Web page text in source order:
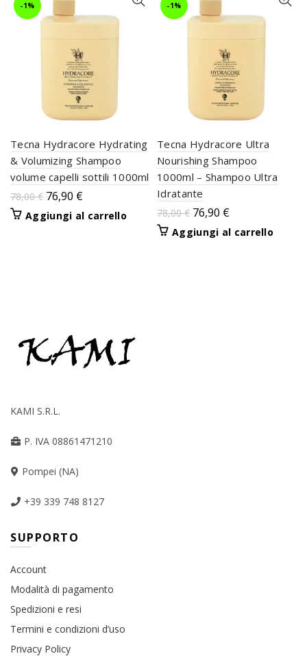
-1%
Tecna Hydracore Hydrating
& Volumizing Shampoo
volume capelli sottili 1000ml
78,00€ 76,90 €
Aggiungi al carrello
-1%
Tecna Hydracore Ultra
Nourishing Shampoo
1000ml – Shampoo Ultra
Idratante
78,00€ 76,90 €
Aggiungi al carrello
KAMI S.R.L.
P. IVA 08861471210
Pompei (NA)
+39 339 748 8127
SUPPORTO
Account
Modalità di pagamento
Spedizioni e resi
Termini e condizioni d’uso
Privacy Policy